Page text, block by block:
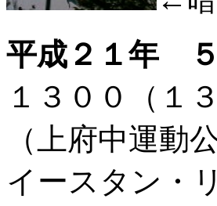
平成２１年
１３００（
（上府中運動
イースタン・